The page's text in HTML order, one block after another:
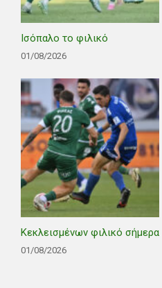
Ισόπαλο το φιλικό
01/08/2026
Κεκλεισμένων φιλικό σήμερα
01/08/2026